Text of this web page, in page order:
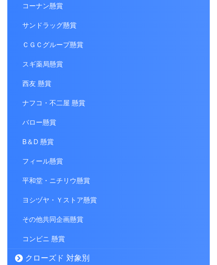
コーナン懸賞
サンドラッグ懸賞
ＣＧＣグループ懸賞
スギ薬局懸賞
西友 懸賞
ナフコ・不二屋 懸賞
バロー懸賞
B＆D 懸賞
フィール懸賞
平和堂・ニチリウ懸賞
ヨシヅヤ・Ｙストア懸賞
その他共同企画懸賞
コンビニ 懸賞
クローズド 対象別